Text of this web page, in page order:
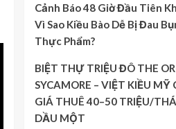
Cảnh Báo 48 Giờ Đầu Tiên
Vì Sao Kiều Bào Dễ Bị Đau
Thực Phẩm?
BIỆT THỰ TRIỆU ĐÔ THE
SYCAMORE – VIỆT KIỀU MỸ
GIÁ THUÊ 40–50 TRIỆU/
DẦU MỘT